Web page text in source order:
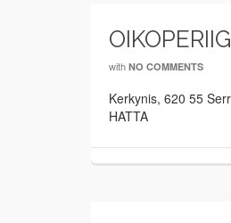
with NO COMMENTS
Kerkynis, 620 55
HATTA